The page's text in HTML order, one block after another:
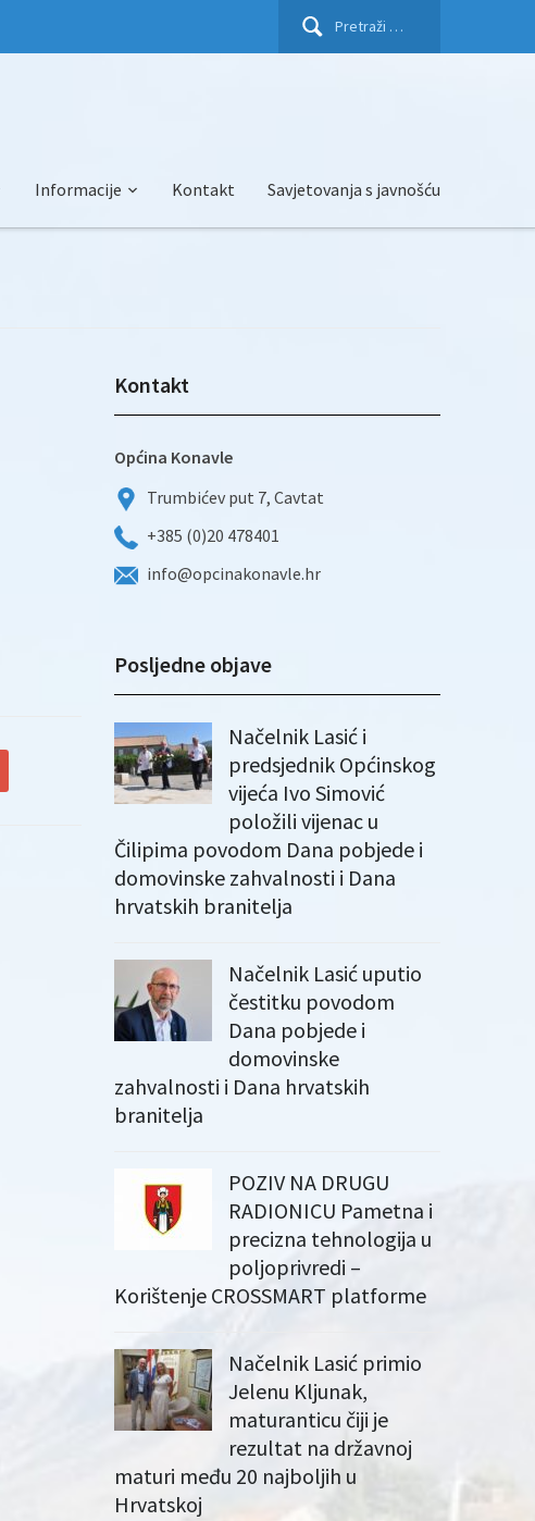
Pretraži:
Informacije Kontakt Savjetovanja s javnošću
Kontakt
Općina Konavle
Trumbićev put 7, Cavtat
+385 (0)20 478401
info@opcinakonavle.hr
Posljedne objave
Načelnik Lasić i
predsjednik Općinskog
vijeća Ivo Simović
položili vijenac u
Čilipima povodom Dana pobjede i
domovinske zahvalnosti i Dana
hrvatskih branitelja
Načelnik Lasić uputio
čestitku povodom
Dana pobjede i
domovinske
zahvalnosti i Dana hrvatskih
branitelja
POZIV NA DRUGU
RADIONICU Pametna i
precizna tehnologija u
poljoprivredi –
Korištenje CROSSMART platforme
Načelnik Lasić primio
Jelenu Kljunak,
maturanticu čiji je
rezultat na državnoj
maturi među 20 najboljih u
Hrvatskoj